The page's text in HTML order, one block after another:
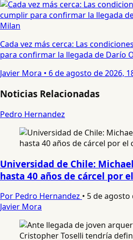
Cada vez más cerca: Las
para confirmar la llegada de Darío
Javier Mora • 6 de agosto de 2026,
Noticias Relacionadas
Pedro Hernandez
Universidad de Chile:
hasta 40 años de cárcel por
Por Pedro Hernandez • 5 de agosto
Javier Mora